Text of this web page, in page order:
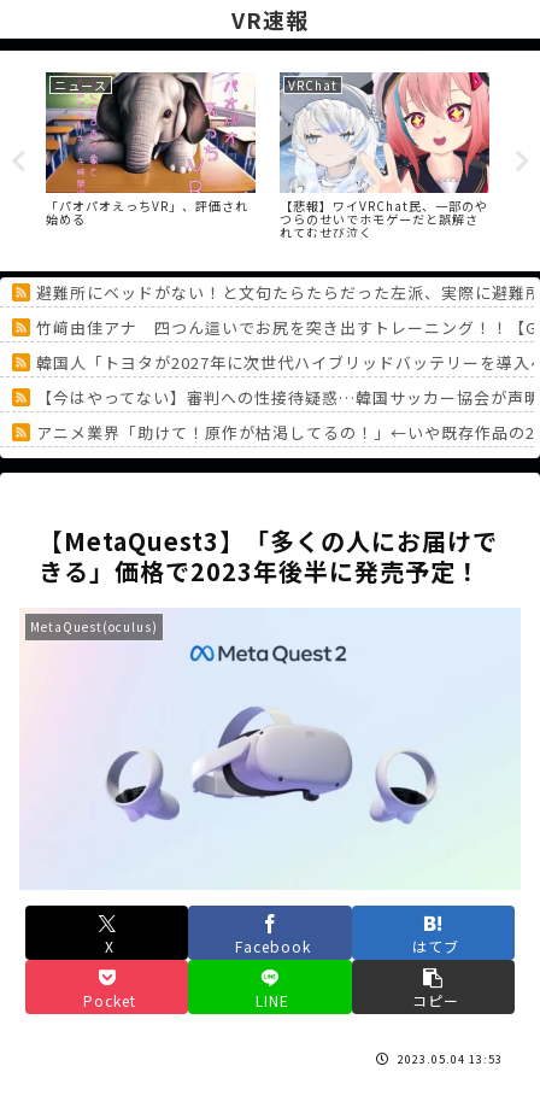
VR速報
PSVR
【PSVR2】「スクリーンドア効
果」は起こりそう？
PSVR
【PSVR2】「3Dブルーレイ」の対
応はしてくれないのかな？
避難所にベッドがない！と文句たらたらだった左派、実際に避
竹﨑由佳アナ 四つん這いでお尻を突き出すトレーニング！！【
韓国人「トヨタが2027年に次世代ハイブリッドバッテリーを導
【今はやってない】審判への性接待疑惑…韓国サッカー協会が声
アニメ業界「助けて！原作が枯渇してるの！」←いや既存作品の
【悲報】 SONYのAAAタイトル「マーベル闘魂」同接5万とどかず
《どうしてこうなった！？》「フリーレン一番くじ」を記念に
《人気No.1は誰だ？》順位でまさかの下剋上！？「魔族達のラ
《未だ謎多きキャラ達の順位》：「女神の石碑編」＆「帝国編
《アニメ2期＆3期が強い》「神技のレヴォルテ編」・「黄金郷
36歳の彼女と結婚したいのに、家族が猛反対。家族から信じら
【ホロライブ】アキロゼARK2次会ゴッフィーのサムネ草
Powered by livedoor 相互RSS
【MetaQuest3】「多くの人にお届けで
きる」価格で2023年後半に発売予定！
MetaQuest(oculus)
X Facebook はてブ
Pocket LINE コピー
2023.05.04 13:53